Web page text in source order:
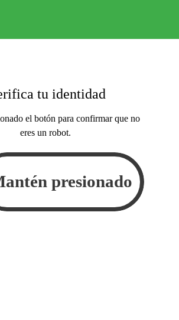
tu identidad
el botón para confirmar que no
eres un robot.